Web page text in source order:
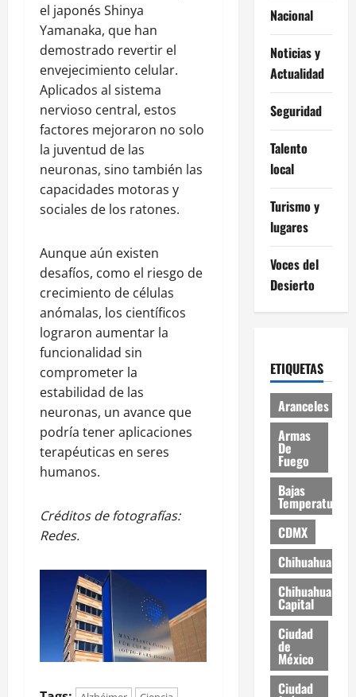
el japonés Shinya
Yamanaka, que han
demostrado revertir el
envejecimiento celular.
Aplicados al sistema
nervioso central, estos
factores mejoraron no solo
la juventud de las
neuronas, sino también las
capacidades motoras y
sociales de los ratones.
Aunque aún existen
desafíos, como el riesgo de
crecimiento de células
anómalas, los científicos
lograron aumentar la
funcionalidad sin
comprometer la
estabilidad de las
neuronas, un avance que
podría tener aplicaciones
terapéuticas en seres
humanos.
Créditos de fotografías:
Redes.
Nacional
Noticias y
Actualidad
Seguridad
Talento
local
Turismo y
lugares
Voces del
Desierto
ETIQUETAS
Aranceles
Armas
De
Fuego
Bajas
Temperaturas
CDMX
Chihuahua
Chihuahua
Capital
Ciudad
de
México
Ciudad